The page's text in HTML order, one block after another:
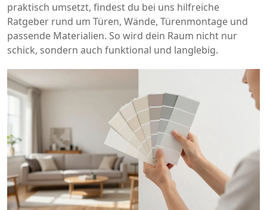
praktisch umsetzt, findest du bei uns hilfreiche
Ratgeber rund um Türen, Wände, Türenmontage und
passende Materialien. So wird dein Raum nicht nur
schick, sondern auch funktional und langlebig.